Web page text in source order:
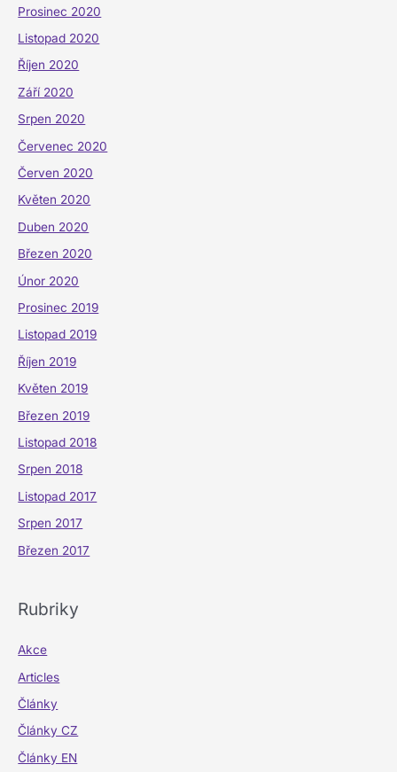
Prosinec 2020
Listopad 2020
Říjen 2020
Září 2020
Srpen 2020
Červenec 2020
Červen 2020
Květen 2020
Duben 2020
Březen 2020
Únor 2020
Prosinec 2019
Listopad 2019
Říjen 2019
Květen 2019
Březen 2019
Listopad 2018
Srpen 2018
Listopad 2017
Srpen 2017
Březen 2017
Rubriky
Akce
Articles
Články
Články CZ
Články EN